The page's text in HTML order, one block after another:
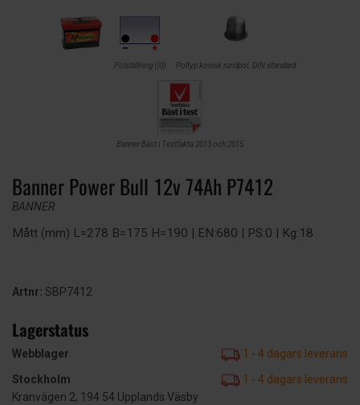
Polställning ((0) Poltyp konisk rundpol. DIN standard.
Banner Bäst i Testfakta 2013 och 2015
Banner Power Bull 12v 74Ah P7412
BANNER
Mått (mm) L=278 B=175 H=190 | EN:680 | PS:0 | Kg:18
Artnr: SBP7412
Lagerstatus
Webblager
1 - 4 dagars leverans
Stockholm
1 - 4 dagars leverans
Kranvägen 2, 194 54 Upplands Väsby